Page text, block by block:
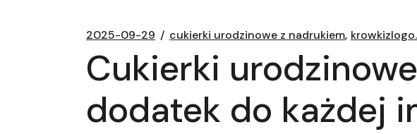
2025-09-29 cukierki urodzinowe z nadrukiem
Cukierki
dodatek do każdej